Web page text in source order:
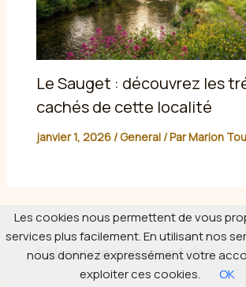
Le Sauget : découvrez les
cachés de cette localité
janvier 1, 2026/General/ ParMarion
Laisser un commentaire
Les cookies nous permettent de vous
services plus facilement. En utilisant nos
nous donnez expressément votre
exploiter ces cookies.
OK